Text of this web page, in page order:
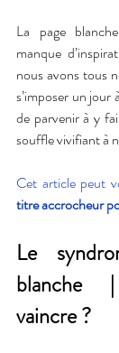
La page
manque
nous avons tous
s’imposer un jour
de parvenir à y
souffle vivifiant à
Cet article peut
titre accrocheur
Le
blanche
vaincre ?